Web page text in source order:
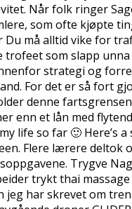
Når folk ringer
som ofte kjøpte
må alltid vike for
som slapp unna
strategi og
For det er så fort
denne
et lån med
life so far 🙂
Flere lærere
Trygve
trykt thai
har skrevet om